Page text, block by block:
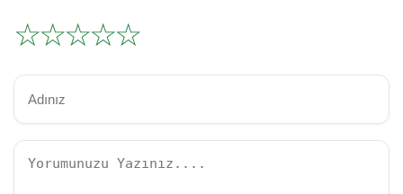
☆
☆
☆
☆
☆